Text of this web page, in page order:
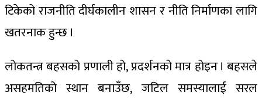
टिकेको राजनीति दीर्घकालीन शासन र नीति निर्माणका लागि
खतरनाक हुन्छ ।
लोकतन्त्र बहसको प्रणाली हो, प्रदर्शनको मात्र होइन । बहसले
असहमतिको स्थान बनाउँछ, जटिल समस्यालाई सरल